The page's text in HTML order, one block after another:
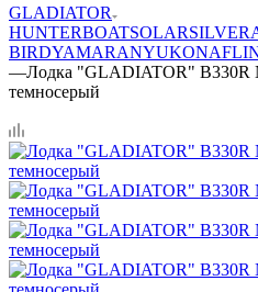
GLADIATOR
HUNTERBOATSOLAR
BIRDYAMARANYUKONA
—Лодка "GLADIATOR" B330R
темносерый